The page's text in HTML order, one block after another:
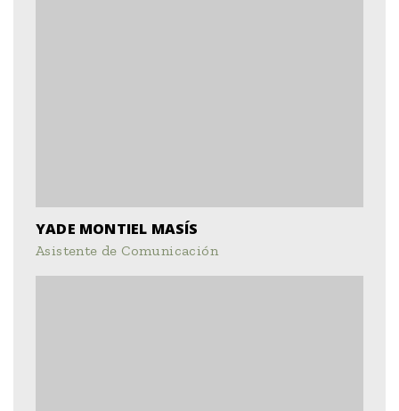
YADE MONTIEL MASÍS
Asistente de Comunicación